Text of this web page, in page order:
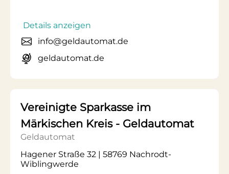
Details anzeigen
info@geldautomat.de
geldautomat.de
Vereinigte Sparkasse im
Märkischen Kreis - Geldautomat
Geldautomat
Hagener Straße 32 | 58769 Nachrodt-
Wiblingwerde